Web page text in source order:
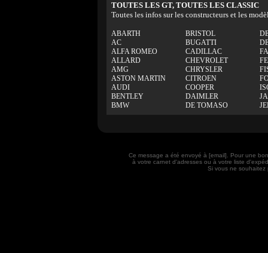
TOUTES LES GT, TOUTES LES CLASSIC
Toutes les infos sur les constructeurs et les
ABARTH
AC
ALFA ROMEO
ALLARD
AMG
ASTON MARTIN
AUDI
BENTLEY
BMW
BRISTOL
BUGATTI
CADILLAC
CHEVROLET
CHRYSLER
CITROEN
COOPER
DAIMLER
DE TOMASO
Ce message a été envoyé à [email]. Pour une
à votre carnet d'adresses ou à votre liste
Si vous ne souhaitez